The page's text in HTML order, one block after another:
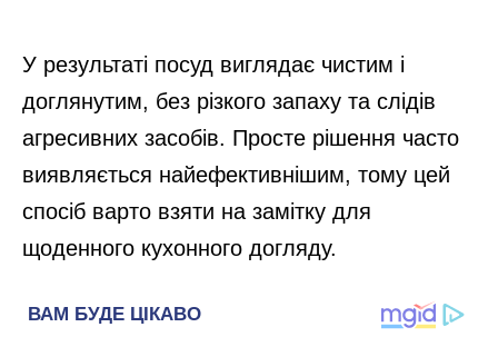
У результаті посуд виглядає чистим і
доглянутим, без різкого запаху та слідів
агресивних засобів. Просте рішення часто
виявляється найефективнішим, тому цей
спосіб варто взяти на замітку для
щоденного кухонного догляду.